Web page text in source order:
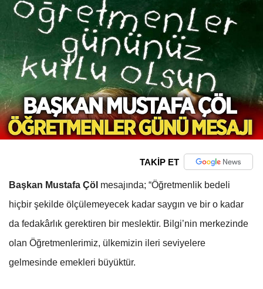
TAKİP ET
Başkan Mustafa Çöl mesajında; “Öğretmenlik bedeli
hiçbir şekilde ölçülemeyecek kadar saygın ve bir o kadar
da fedakârlık gerektiren bir meslektir. Bilgi’nin merkezinde
olan Öğretmenlerimiz, ülkemizin ileri seviyelere
gelmesinde emekleri büyüktür.